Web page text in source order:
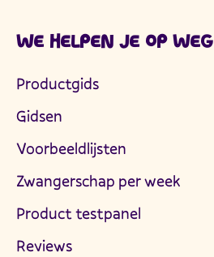
WE HELPEN JE OP WEG
Productgids
Gidsen
Voorbeeldlijsten
Zwangerschap per week
Product testpanel
Reviews